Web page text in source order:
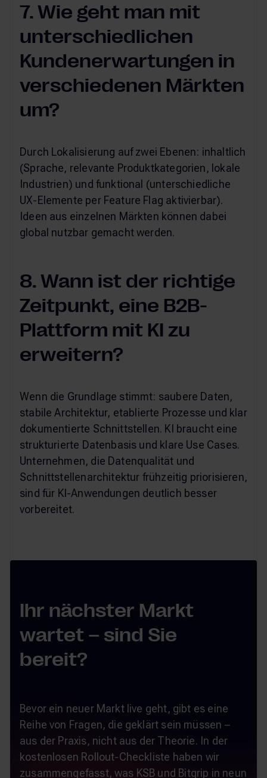
7. Wie geht man mit
unterschiedlichen
Kundenerwartungen in
verschiedenen Märkten
um?
Durch Lokalisierung auf zwei Ebenen: inhaltlich
(Sprache, relevante Produktkategorien, lokale
Industrien) und funktional (unterschiedliche
UX-Elemente per Feature Flag aktivierbar).
Ideen aus einzelnen Märkten können dabei
global nutzbar gemacht werden.
8. Wann ist der richtige
Zeitpunkt, eine B2B-
Plattform mit KI zu
erweitern?
Wenn die Grundlage stimmt: saubere Daten,
stabile Architektur, etablierte Prozesse und klar
dokumentierte Schnittstellen. KI braucht eine
strukturierte Datenbasis und klare Use Cases.
Unternehmen, die Datenqualität und
Schnittstellenarchitektur frühzeitig priorisieren,
sind für KI-Anwendungen deutlich besser
vorbereitet.
Ihr nächster Markt
wartet – sind Sie
bereit?
Bevor ein neuer Markt live geht, gibt es eine
Reihe von Fragen, die geklärt sein müssen –
aus der Praxis, nicht aus der Theorie. In der
kostenlosen Rollout-Checkliste haben wir
zusammengefasst, was KSB und Bitgrip in neun